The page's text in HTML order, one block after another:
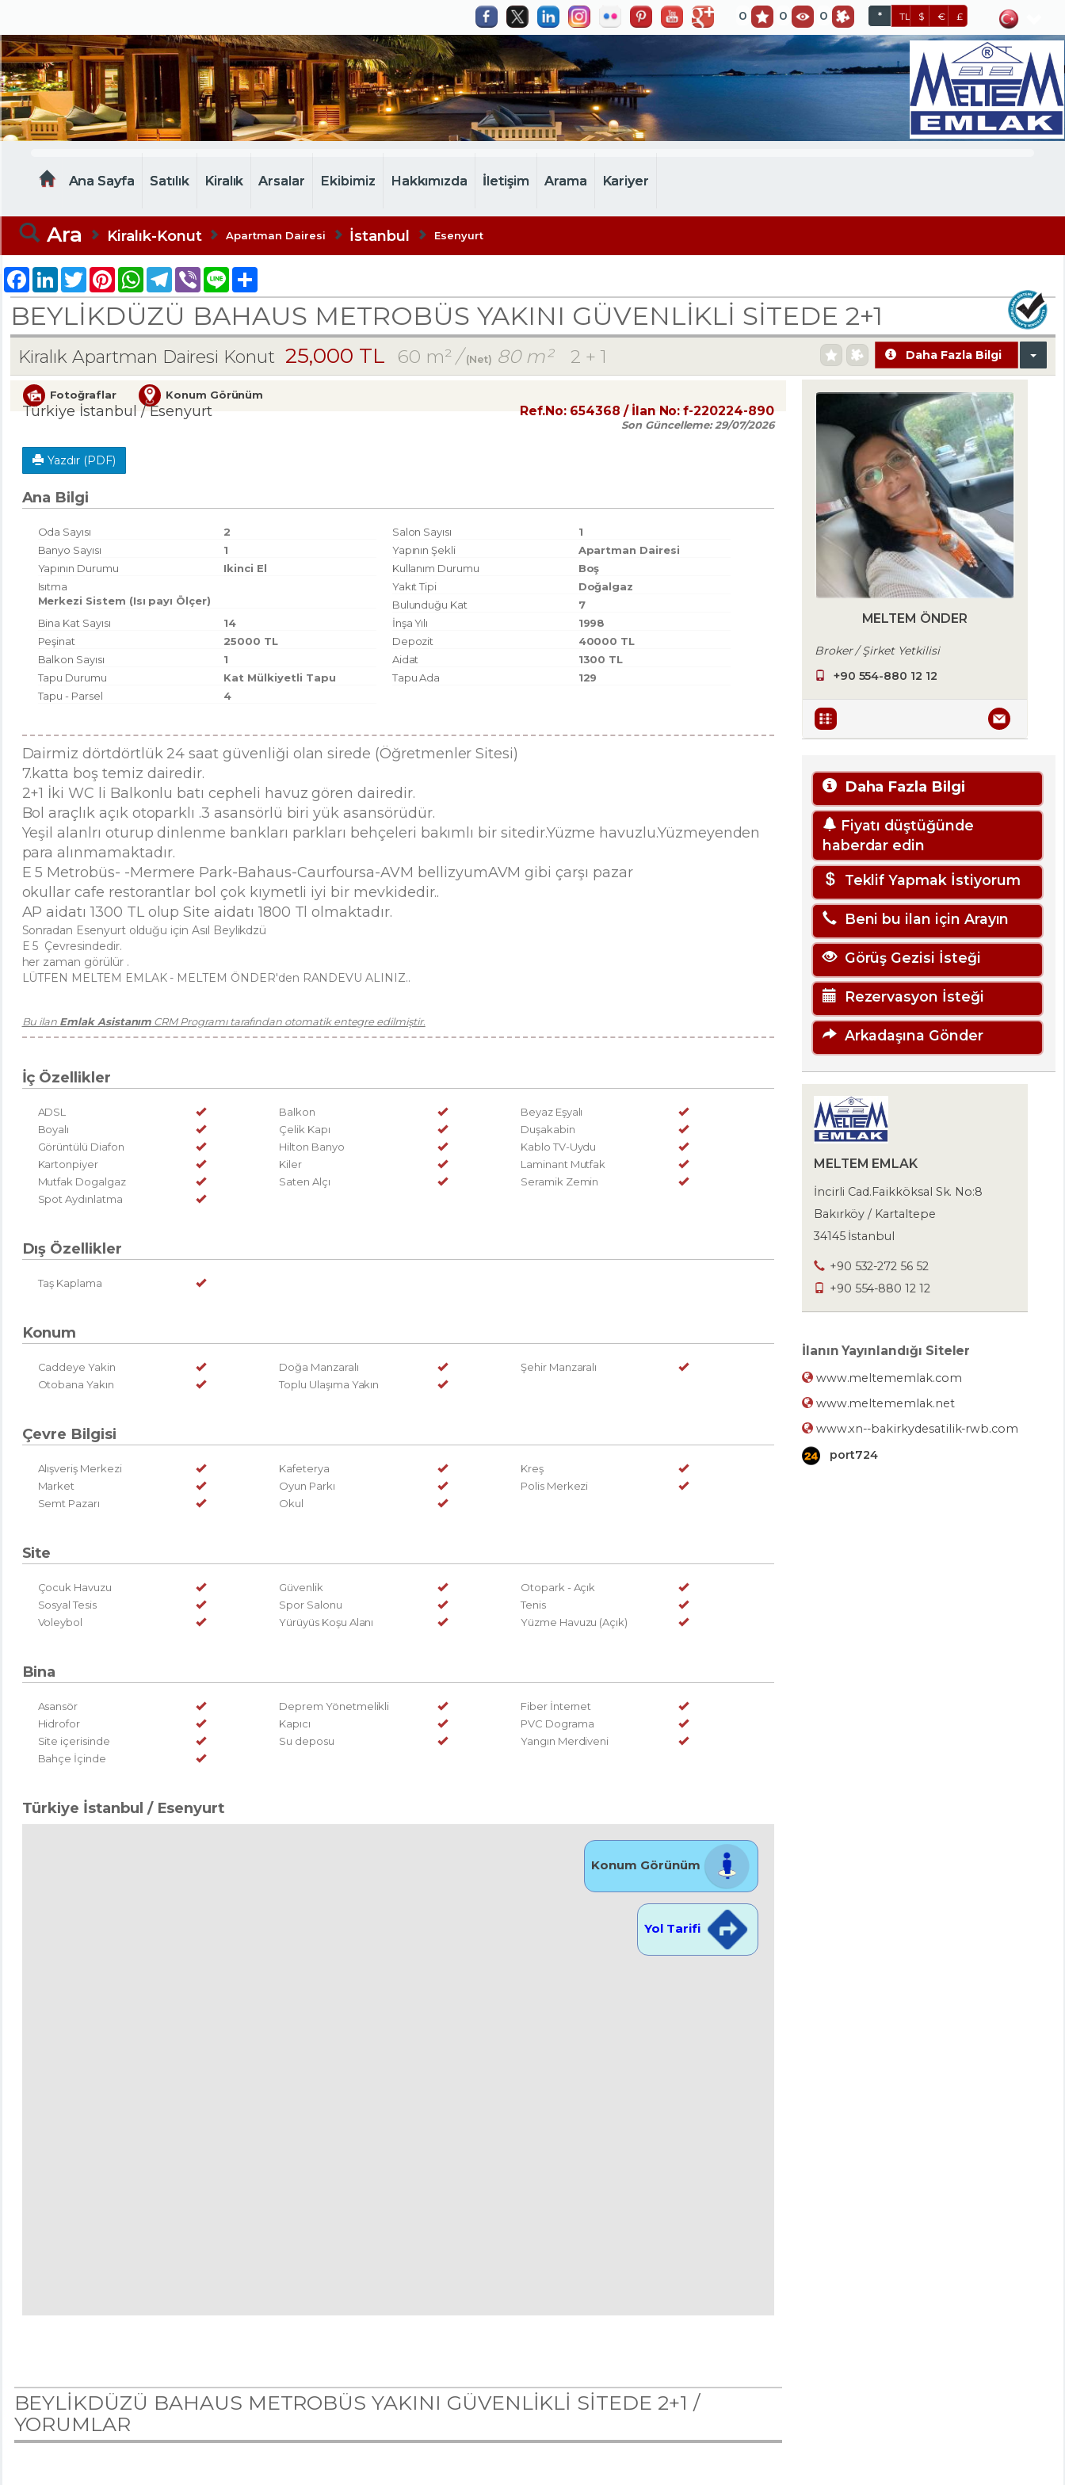
0 0 0 * TL $ € £
Ana Sayfa Satılık Kiralık Arsalar Ekibimiz Hakkımızda İletişim Arama Kariyer
Ara Kiralık-Konut Apartman Dairesi İstanbul Esenyurt
Facebook
LinkedInTwitterPinterestWhatsAppTelegram
Viber Line Share
BEYLİKDÜZÜ BAHAUS METROBÜS YAKINI GÜVENLİKLİ SİTEDE 2+1
Kiralık Apartman Dairesi Konut 25,000 TL 60 m² /(Net) 80 m² 2 + 1 Daha Fazla Bilgi
Fotoğraflar Konum Görünüm
Türkiye İstanbul / Esenyurt Ref.No: 654368 / İlan No:f-220224-890
Son Güncelleme:29/07/2026
Yazdır (PDF)
Ana Bilgi
Oda Sayısı 2 Salon Sayısı
1
Banyo Sayısı
1 Yapının Şekli
Apartman Dairesi
Yapının Durumu
Ikinci El Kullanım Durumu
Boş
Isıtma
Merkezi Sistem (Isı payı Ölçer)
Yakıt Tipi
Doğalgaz
Bulunduğu Kat
7
Bina Kat Sayısı
14 İnşa Yılı
1998
Peşinat
25000 TL Depozit
40000 TL
Balkon Sayısı
1 Aidat
1300 TL
Tapu Durumu
Kat Mülkiyetli Tapu Tapu Ada
129
Tapu - Parsel
4
Dairmiz dörtdörtlük 24 saat güvenliği olan sirede (Öğretmenler Sitesi)
7.katta boş temiz dairedir.
2+1 İki WC li Balkonlu batı cepheli havuz gören dairedir.
Bol araçlık açık otoparklı .3 asansörlü biri yük asansörüdür.
Yeşil alanlrı oturup dinlenme bankları parkları behçeleri bakımlı bir sitedir.Yüzme havuzlu.Yüzmeyenden
para alınmamaktadır.
E 5 Metrobüs- -Mermere Park-Bahaus-Caurfoursa-AVM bellizyumAVM gibi çarşı pazar
okullar cafe restorantlar bol çok kıymetli iyi bir mevkidedir..
AP aidatı 1300 TL olup Site aidatı 1800 Tl olmaktadır.
Sonradan Esenyurt olduğu için Asıl Beylikdzü
E 5 Çevresindedir.
her zaman görülür .
LÜTFEN MELTEM EMLAK - MELTEM ÖNDER'den RANDEVU ALINIZ..
Bu ilan Emlak Asistanım CRM Programı tarafından otomatik entegre edilmiştir.
İç Özellikler
ADSL Balkon
Beyaz Eşyalı
Boyalı
Çelik Kapı
Duşakabin
Görüntülü Diafon
Hilton Banyo
Kablo TV-Uydu
Kartonpiyer
Kiler
Laminant Mutfak
Mutfak Dogalgaz
Saten Alçı
Seramik Zemin
Spot Aydınlatma
Dış Özellikler
Taş Kaplama
Konum
Caddeye Yakin Doğa Manzaralı
Şehir Manzaralı
Otobana Yakın
Toplu Ulaşıma Yakın
Çevre Bilgisi
Alışveriş Merkezi Kafeterya
Kreş
Market
Oyun Parkı
Polis Merkezi
Semt Pazarı
Okul
Site
Çocuk Havuzu Güvenlik
Otopark - Açık
Sosyal Tesis
Spor Salonu
Tenis
Voleybol
Yürüyüs Koşu Alanı Yüzme Havuzu (Açık)
Bina
Asansör Deprem Yönetmelikli
Fiber İnternet
Hidrofor
Kapıcı
PVC Dograma
Site içerisinde
Su deposu
Yangın Merdiveni
Bahçe İçinde
Türkiye İstanbul / Esenyurt
Konum Görünüm
Yol Tarifi
BEYLİKDÜZÜ BAHAUS METROBÜS YAKINI GÜVENLİKLİ SİTEDE 2+1 /
YORUMLAR
MELTEM ÖNDER
Broker / Şirket Yetkilisi
+90 554-880 12 12
Daha Fazla Bilgi
Fiyatı düştüğünde
haberdar edin
Teklif Yapmak İstiyorum
Beni bu ilan için Arayın
Görüş Gezisi İsteği
Rezervasyon İsteği
Arkadaşına Gönder
MELTEM EMLAK
İncirli Cad.Faikköksal Sk. No:8
Bakırköy / Kartaltepe
34145 İstanbul
+90 532-272 56 52
+90 554-880 12 12
İlanın Yayınlandığı Siteler
www.meltememlak.com
www.meltememlak.net
www.xn--bakirkydesatilik-rwb.com
port724